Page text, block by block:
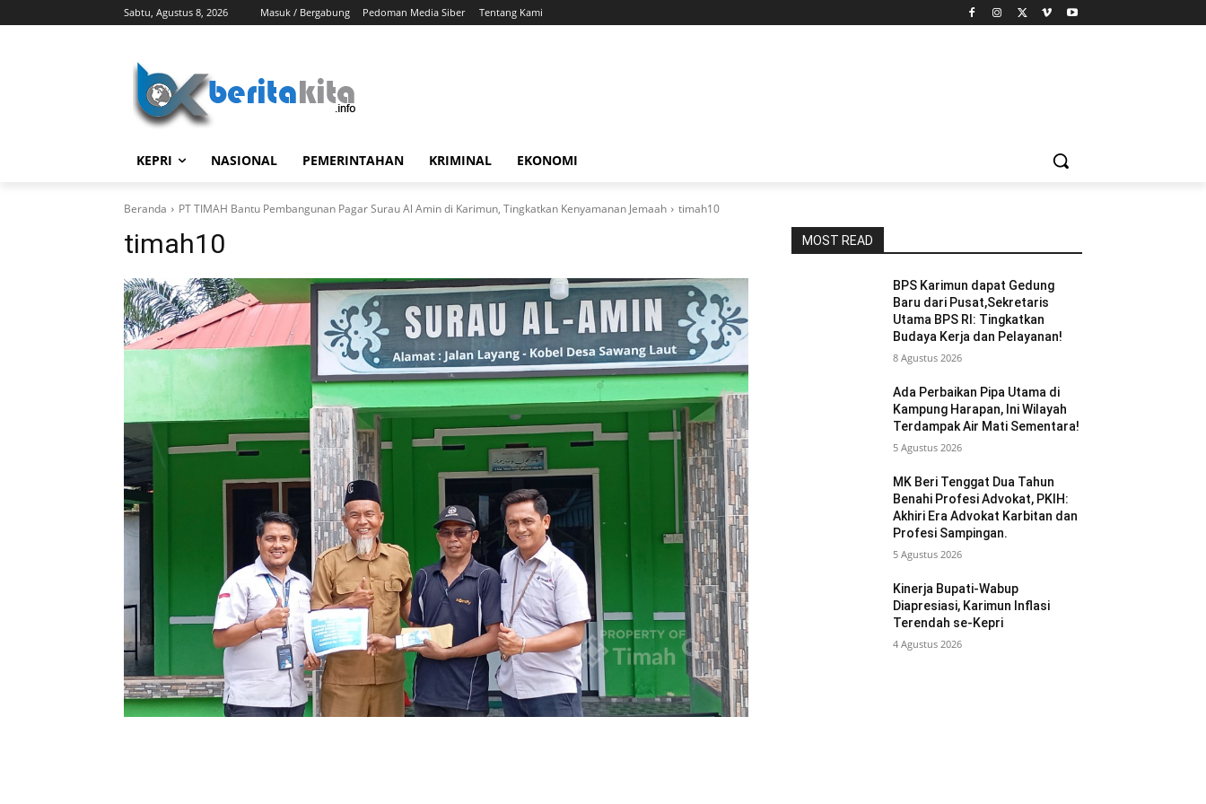
Sabtu, Agustus 8, 2026 Masuk / Bergabung Pedoman Media Siber Tentang Kami
KEPRI NASIONAL PEMERINTAHAN KRIMINAL EKONOMI
Beranda PT TIMAH Bantu Pembangunan Pagar Surau Al Amin di Karimun, Tingkatkan Kenyamanan Jemaah timah10
timah10 MOST READ
BPS Karimun dapat Gedung
Baru dari Pusat,Sekretaris
Utama BPS RI: Tingkatkan
Budaya Kerja dan Pelayanan!
8 Agustus 2026
Ada Perbaikan Pipa Utama di
Kampung Harapan, Ini Wilayah
Terdampak Air Mati Sementara!
5 Agustus 2026
MK Beri Tenggat Dua Tahun
Benahi Profesi Advokat, PKIH:
Akhiri Era Advokat Karbitan dan
Profesi Sampingan.
5 Agustus 2026
Kinerja Bupati-Wabup
Diapresiasi, Karimun Inflasi
Terendah se-Kepri
4 Agustus 2026